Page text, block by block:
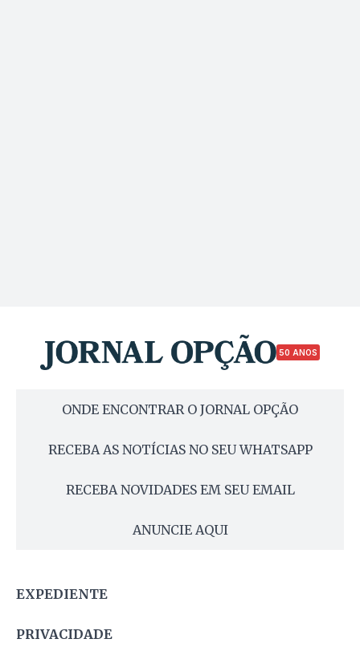
50 ANOS
ONDE ENCONTRAR O JORNAL OPÇÃO
RECEBA AS NOTÍCIAS NO SEU WHATSAPP
RECEBA NOVIDADES EM SEU EMAIL
ANUNCIE AQUI
EXPEDIENTE
PRIVACIDADE